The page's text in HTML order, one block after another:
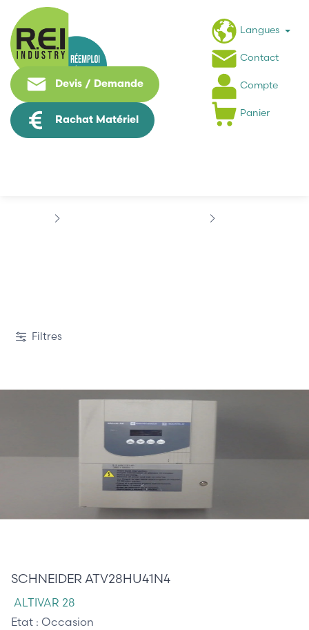
Devis / Demande
Rachat Matériel
Langues
Contact
Compte
Panier
Filtres
SCHNEIDER ATV28HU41N4
ALTIVAR 28
Etat : Occasion